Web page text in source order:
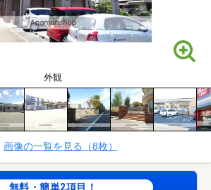
外観
画像の一覧を見る（8枚）
無料・簡単2項目！